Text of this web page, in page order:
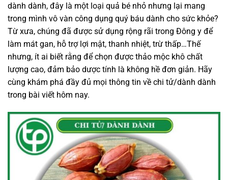
dành dành, đây là một loại quả bé nhỏ nhưng lại mang
trong mình vô vàn công dụng quý báu dành cho sức khỏe?
Từ xưa, chúng đã được sử dụng rộng rãi trong Đông y để
làm mát gan, hỗ trợ lợi mật, thanh nhiệt, trừ thấp…Thế
nhưng, ít ai biết rằng để chọn được thảo mộc khô chất
lượng cao, đảm bảo dược tính là không hề đơn giản. Hãy
cùng khám phá đầy đủ mọi thông tin về chi tử/dành dành
trong bài viết hôm nay.